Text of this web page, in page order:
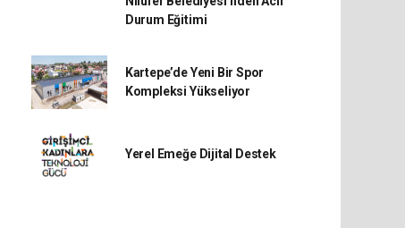
Durum Eğitimi
Kartepe’de Yeni Bir Spor
Kompleksi Yükseliyor
Yerel Emeğe Dijital Destek